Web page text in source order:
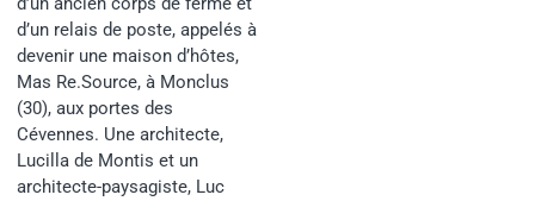
d’un relais de poste, appelés à
devenir une maison d’hôtes,
Mas Re.Source, à Monclus
(30), aux portes des
Cévennes. Une architecte,
Lucilla de Montis et un
architecte-paysagiste, Luc